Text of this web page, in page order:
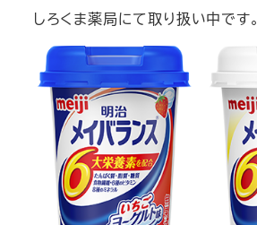
しろくま薬局にて取り扱い中です。